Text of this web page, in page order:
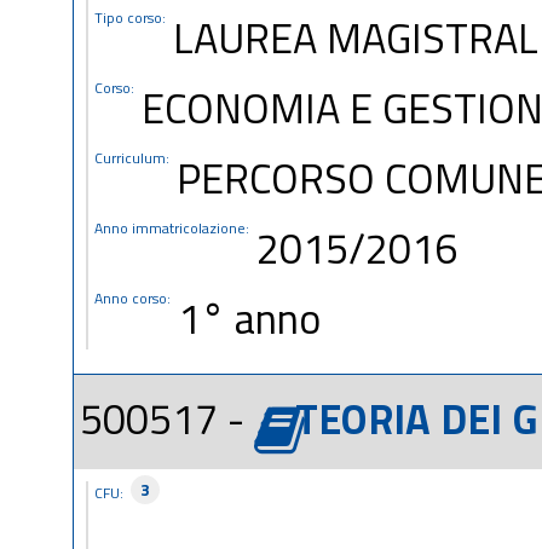
Tipo corso: LAUREA
Corso: ECONOMIA E
Curriculum: PERCORSO
Anno immatricolazione: 2015/2016
Anno corso: 1° anno
500517 -
TEORIA DEI
CFU: 3